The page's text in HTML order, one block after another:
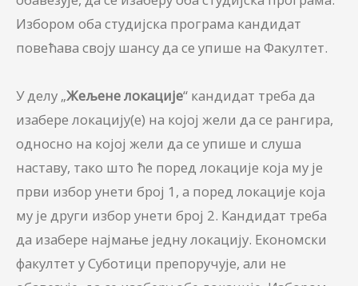
Избором оба студијска програма кандидат
повећава своју шансу да се упише на Факултет.
У делу „Жељене локације“ кандидат треба да
изабере локацију(е) на којој жели да се рангира,
односно на којој жели да се упише и слуша
наставу, тако што ће поред локације која му је
први избор унети број 1, а поред локације која
му је други избор унети број 2. Кандидат треба
да изабере најмање једну локацију. Економски
факултет у Суботици препоручује, али не